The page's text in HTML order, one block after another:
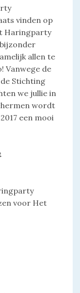
vinden op
Haringparty
allen te
Vanwege de
Stichting
we jullie in
wordt
een mooi
voor Het